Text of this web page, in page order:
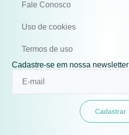
Fale Conosco
Uso de cookies
Termos de uso
Cadastre-se em nossa newsletter
Cadastrar